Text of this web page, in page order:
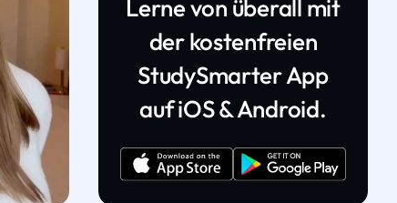
Lerne von überall mit
der kostenfreien
StudySmarter App
auf iOS & Android.